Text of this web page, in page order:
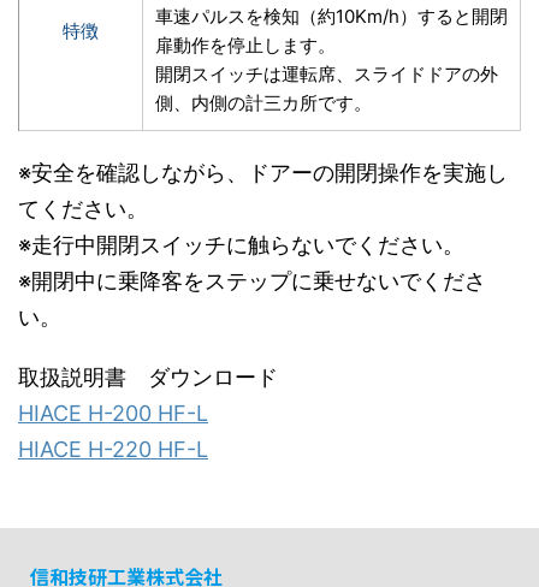
特徴
車速パルスを検知（約10Km/h）すると開閉
扉動作を停止します。
開閉スイッチは運転席、スライドドアの外
側、内側の計三カ所です。
※安全を確認しながら、ドアーの開閉操作を実施し
てください。
※走行中開閉スイッチに触らないでください。
※開閉中に乗降客をステップに乗せないでくださ
い。
取扱説明書 ダウンロード
HIACE H-200 HF-L
HIACE H-220 HF-L
信和技研工業株式会社